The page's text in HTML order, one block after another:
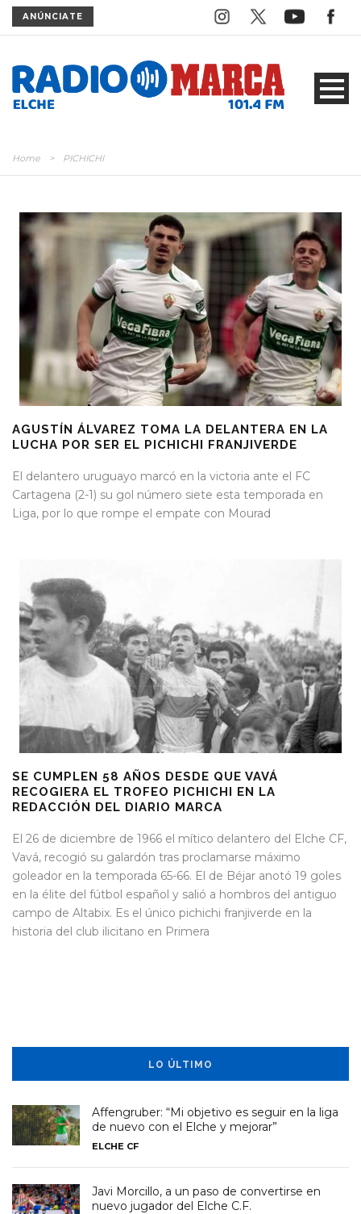
ANÚNCIATE
Home > PICHICHI
AGUSTÍN ÁLVAREZ TOMA LA DELANTERA EN LA
LUCHA POR SER EL PICHICHI FRANJIVERDE
El delantero uruguayo marcó en la victoria ante el FC
Cartagena (2-1) su gol número siete esta temporada en
Liga, por lo que rompe el empate con Mourad
SE CUMPLEN 58 AÑOS DESDE QUE VAVÁ
RECOGIERA EL TROFEO PICHICHI EN LA
REDACCIÓN DEL DIARIO MARCA
El 26 de diciembre de 1966 el mítico delantero del Elche CF,
Vavá, recogió su galardón tras proclamarse máximo
goleador en la temporada 65-66. El de Béjar anotó 19 goles
en la élite del fútbol español y salió a hombros del antiguo
campo de Altabix. Es el único pichichi franjiverde en la
historia del club ilicitano en Primera
LO ÚLTIMO
Affengruber: “Mi objetivo es seguir en la liga
de nuevo con el Elche y mejorar”
ELCHE CF
Javi Morcillo, a un paso de convertirse en
nuevo jugador del Elche C.F.